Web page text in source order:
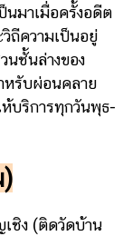
นมาเมื่อครั้งอดีต
วิถีความเป็นอยู่
นชั้นล่างของ
หรับผ่อนคลาย
บริการทุกวันพุธ-
ง (ติดวัดบ้าน